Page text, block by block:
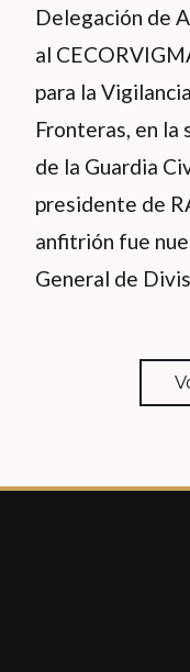
Delegación de
al
para la
Fronteras, en la
de la Guardia
presidente de
anfitrión fue
General de